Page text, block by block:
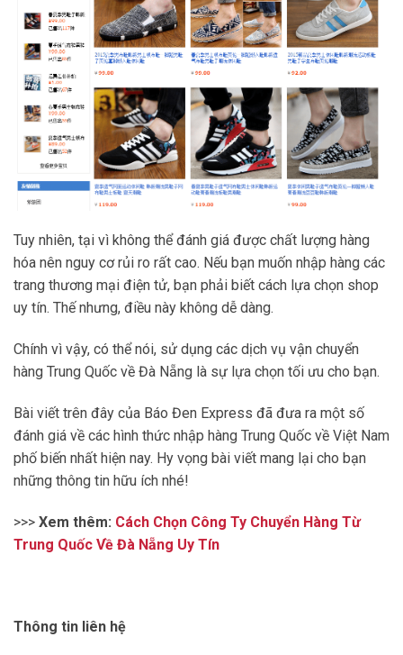
Tuy nhiên, tại vì không thể đánh giá được chất lượng hàng
hóa nên nguy cơ rủi ro rất cao. Nếu bạn muốn nhập hàng các
trang thương mại điện tử, bạn phải biết cách lựa chọn shop
uy tín. Thế nhưng, điều này không dễ dàng.
Chính vì vậy, có thể nói, sử dụng các dịch vụ vận chuyển
hàng Trung Quốc về Đà Nẵng là sự lựa chọn tối ưu cho bạn.
Bài viết trên đây của Báo Đen Express đã đưa ra một số
đánh giá về các hình thức nhập hàng Trung Quốc về Việt Nam
phố biến nhất hiện nay. Hy vọng bài viết mang lại cho bạn
những thông tin hữu ích nhé!
>>> Xem thêm: Cách Chọn Công Ty Chuyển Hàng Từ
Trung Quốc Về Đà Nẵng Uy Tín
Thông tin liên hệ